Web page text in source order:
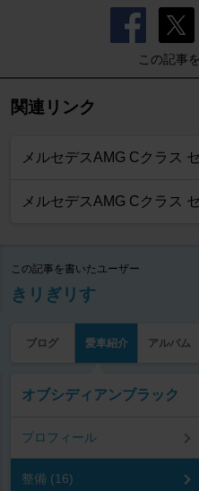
この記事
関連リンク
メルセデスAMG Cクラス
メルセデスAMG Cクラス
この記事を書いたユーザー
きリぎリす
ブログ 愛車紹介 アルバム
オブシディアンブラック
プロフィール
整備 (16)